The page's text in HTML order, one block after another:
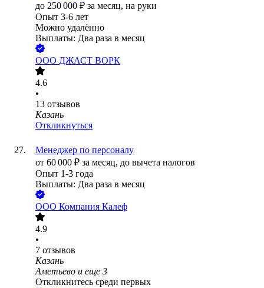
до 250 000 ₽ за месяц, на руки
Опыт 3-6 лет
Можно удалённо
Выплаты: Два раза в месяц
ООО ДЖАСТ ВОРК
4.6
•
13 отзывов
Казань
Откликнуться
Менеджер по персоналу
от 60 000 ₽ за месяц, до вычета налогов
Опыт 1-3 года
Выплаты: Два раза в месяц
ООО Компания Калеф
4.9
•
7 отзывов
Казань
Аметьево и еще 3
Откликнитесь среди первых